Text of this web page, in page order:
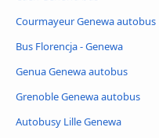
Courmayeur Genewa autobus
Bus Florencja - Genewa
Genua Genewa autobus
Grenoble Genewa autobus
Autobusy Lille Genewa